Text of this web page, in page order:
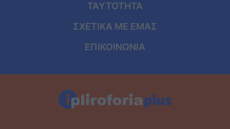
ΤΑΥΤΟΤΗΤΑ
ΣΧΕΤΙΚΑ ΜΕ ΕΜΑΣ
ΕΠΙΚΟΙΝΩΝΙΑ